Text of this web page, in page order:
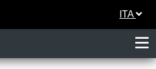
ITA